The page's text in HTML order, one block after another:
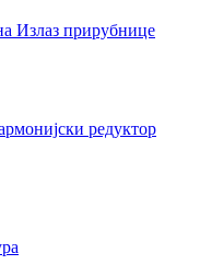
Излаз прирубнице
редуктор